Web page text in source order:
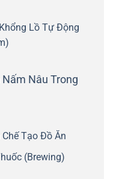
Lồ Tự Động
Nấm Nâu Trong
Tạo Đồ Ăn
(Brewing)